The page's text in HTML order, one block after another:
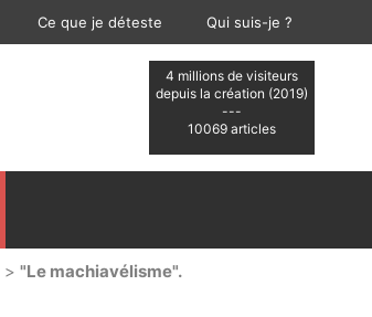
Ce que je déteste Qui suis-je ?
4 millions de visiteurs
depuis la création (2019)
---
10069 articles
> "Le machiavélisme".